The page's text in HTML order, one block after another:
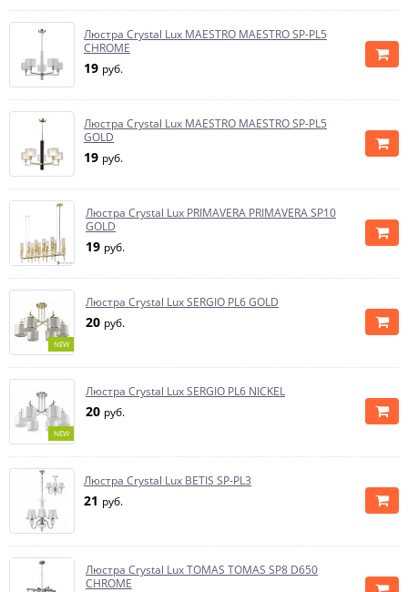
Люстра Crystal Lux MAESTRO MAESTRO SP-PL5
CHROME
19 руб.
Люстра Crystal Lux MAESTRO MAESTRO SP-PL5
GOLD
19 руб.
Люстра Crystal Lux PRIMAVERA PRIMAVERA SP10
GOLD
19 руб.
NEW
Люстра Crystal Lux SERGIO PL6 GOLD
20 руб.
NEW
Люстра Crystal Lux SERGIO PL6 NICKEL
20 руб.
Люстра Crystal Lux BETIS SP-PL3
21 руб.
Люстра Crystal Lux TOMAS TOMAS SP8 D650
CHROME